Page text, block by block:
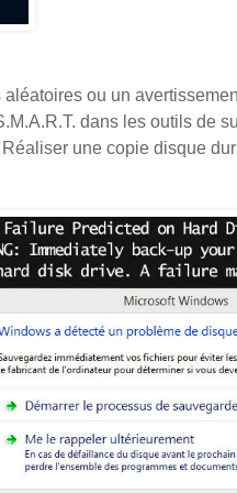
ou un
dans les outils de
une copie disque